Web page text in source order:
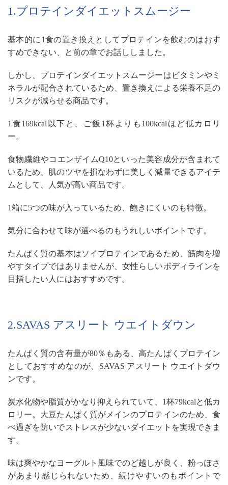
1.プロテインダイエットスムージー
基本的に1食の置き換えとしてプロテインを飲むのはおす
すめできない、と前の章でお話ししました。
しかし、プロテインダイエットスムージーはビタミンやミ
ネラルが配合されているため、置き換えによる栄養不足の
リスクが減らせる商品です。
1食169kcal以下と、ご飯1杯よりも100kcalほど低カロリ
ー。
食物繊維やコエンザイムQ10といった美容成分が含まれて
いるため、肌のツヤを損なわずに美しく減量できるアイテ
ムとして、人気が高い商品です。
1箱に5つの味が入っているため、飽きにくいのも特徴。
気分に合わせて味が選べるのもうれしいポイントです。
たんぱく質の基本はソイプロテインであるため、筋肉を増
やすタイプではありませんが、女性らしいボディラインを
目指したい人にはおすすめです。
2.SAVAS アスリート ウエイトダウン
たんぱく質の含有量が80％もある、高たんぱくプロテイン
としておすすめなのが、SAVAS アスリート ウエイトダウ
ンです。
炭水化物や脂質がかなり抑えられていて、1杯79kcalと低カ
ロリー。大豆たんぱく質がメインのプロテインのため、食
べ過ぎを防いでストレスが少ないダイエットを実現できま
す。
味は爽やかなヨーグルト風味でのど越しが良く、粉っぽさ
があまり感じられないため、続けやすいのもポイントで